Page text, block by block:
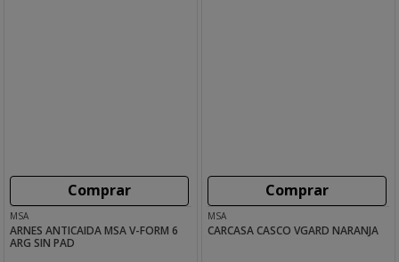
Comprar
MSA
ARNES ANTICAIDA MSA V-FORM 6
ARG SIN PAD
Comprar
MSA
CARCASA CASCO VGARD NARANJA